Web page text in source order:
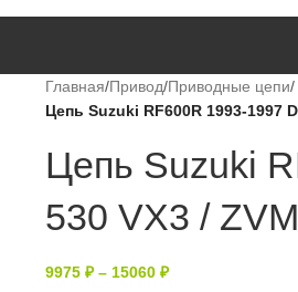
Главная/Привод/Приводные цепи/
Цепь Suzuki RF600R 1993-1997
Цепь Suzuki
530 VX3 /
9975 ₽ – 15060 ₽